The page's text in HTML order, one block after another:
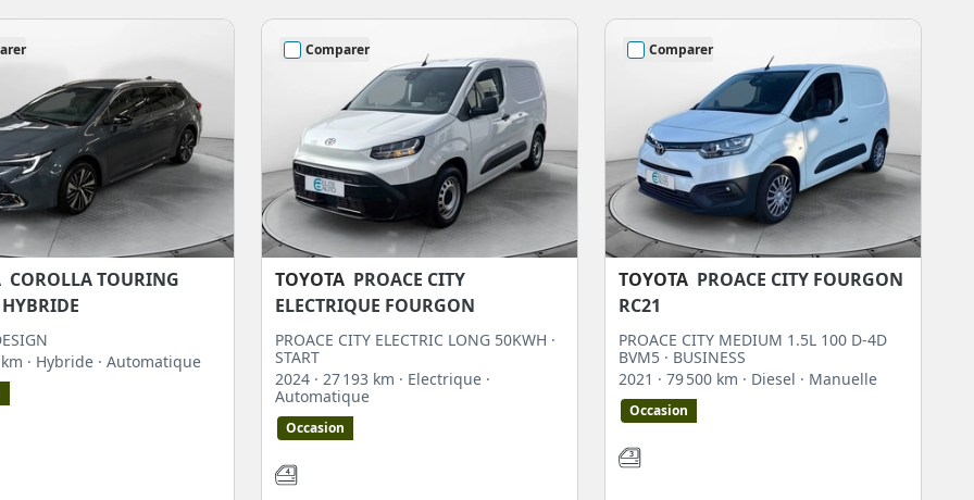
COROLLA TOURING
· Hybride · Automatique
Comparer
TOYOTA PROACE CITY
ELECTRIQUE FOURGON
PROACE CITY ELECTRIC LONG 50KWH ·
START
2024 · 27 193 km · Electrique ·
Automatique
Occasion
Comparer
TOYOTA PROACE CITY FOURGON
RC21
PROACE CITY MEDIUM 1.5L 100 D-4D
BVM5 · BUSINESS
2021 · 79 500 km · Diesel · Manuelle
Occasion